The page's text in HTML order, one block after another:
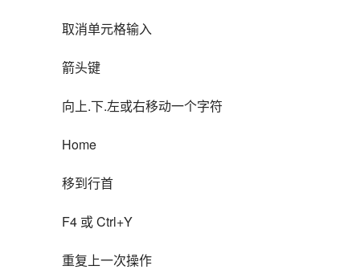
取消单元格输入
箭头键
向上.下.左或右移动一个字符
Home
移到行首
F4 或 Ctrl+Y
重复上一次操作